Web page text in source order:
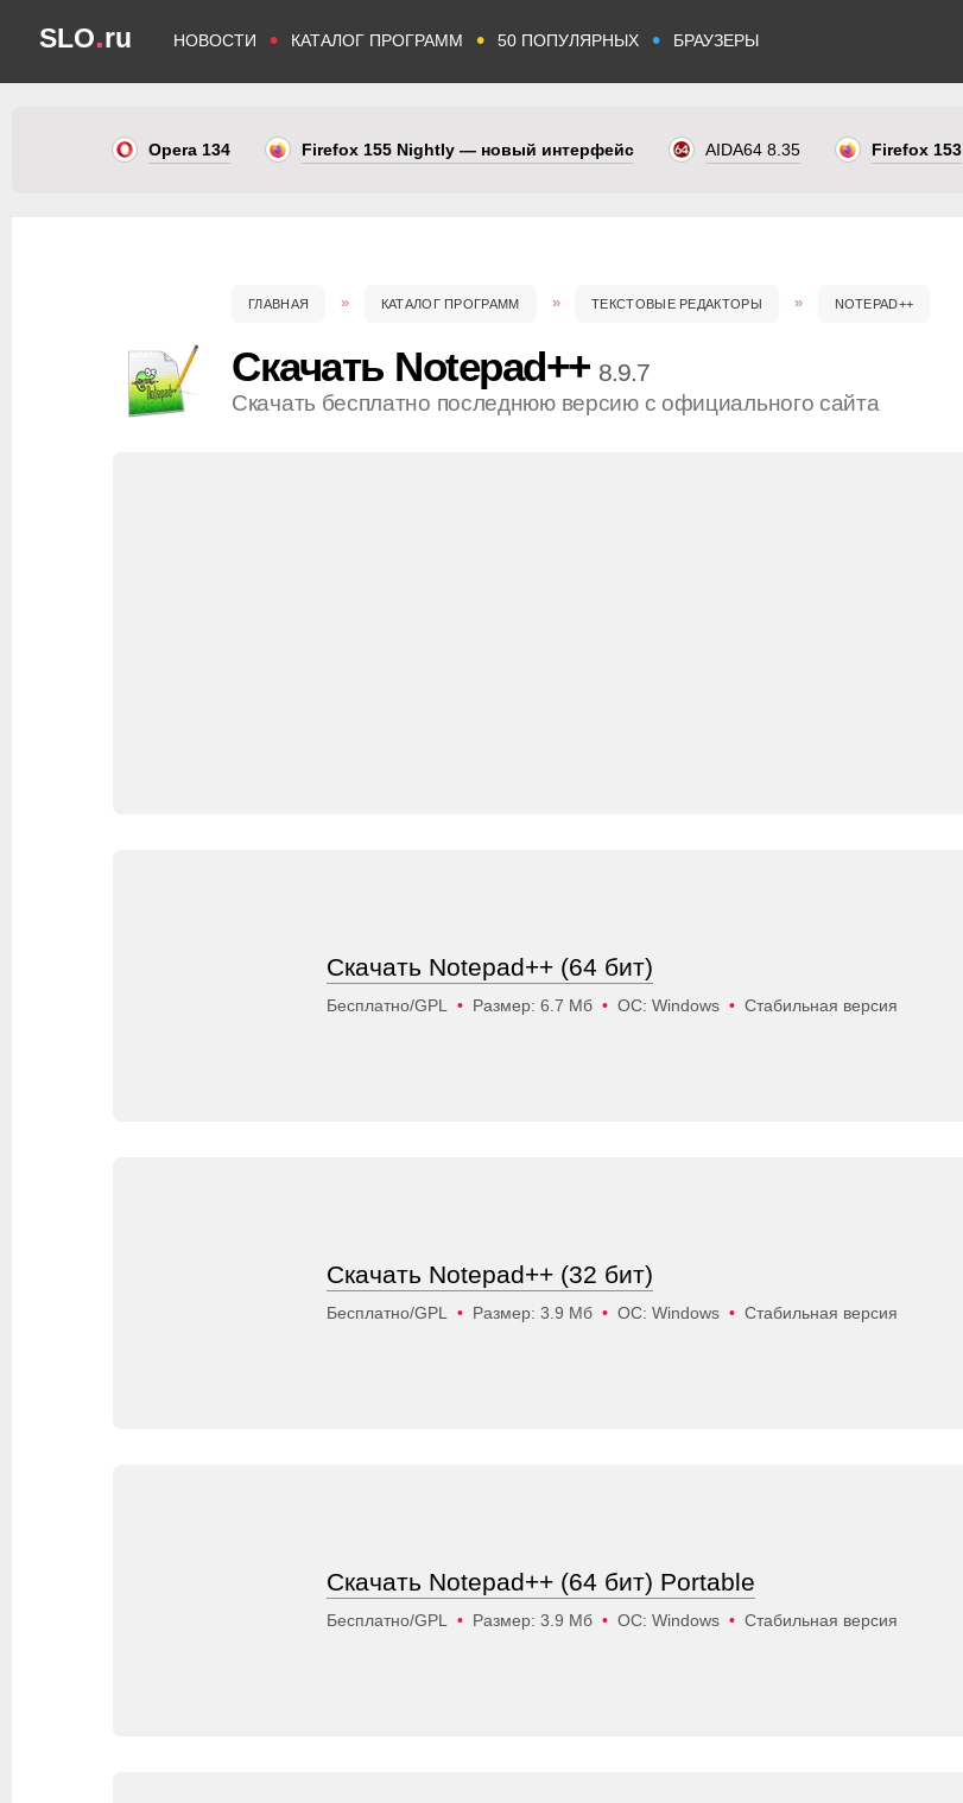
SLO.ru НОВОСТИ • КАТАЛОГ ПРОГРАММ • 50 ПОПУЛЯРНЫХ • БРАУЗЕРЫ
Opera 134 Firefox 155 Nightly — новый интерфейс AIDA64 8.35 Firefox 153
ГЛАВНАЯ КАТАЛОГ ПРОГРАММ ТЕКСТОВЫЕ РЕДАКТОРЫ NOTEPAD++
Скачать Notepad++ 8.9.7
Скачать бесплатно последнюю версию с официального сайта
Скачать Notepad++ (64 бит)
Бесплатно/GPL • Размер: 6.7 Мб • ОС: Windows • Стабильная версия
Скачать Notepad++ (32 бит)
Бесплатно/GPL • Размер: 3.9 Мб • ОС: Windows • Стабильная версия
Скачать Notepad++ (64 бит) Portable
Бесплатно/GPL • Размер: 3.9 Мб • ОС: Windows • Стабильная версия